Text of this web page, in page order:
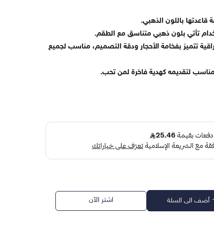
باللون الذهبي.
تأتي بلون ذهبي متناسق مع الطقم.
تتميز بفخامة الأحجار ودقة التصميم، مناسب لجميع
لتقديمه كهدية فاخرة لمن تحب.
أضف الى السلة اشتر الآن